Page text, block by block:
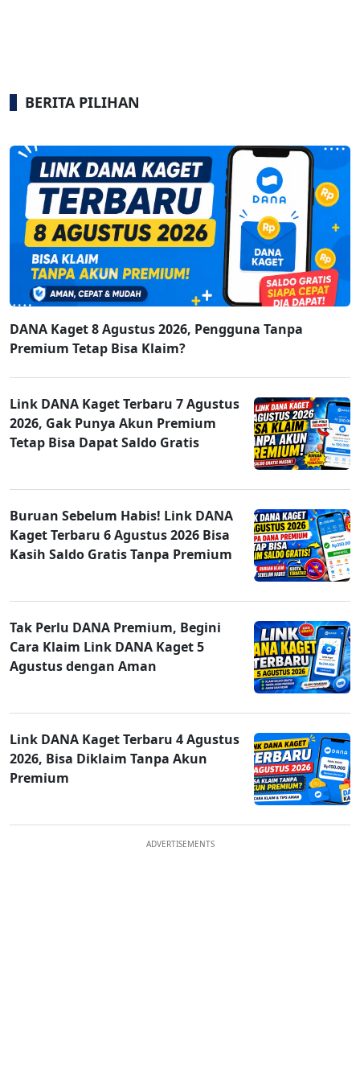
BERITA PILIHAN
DANA Kaget 8 Agustus 2026, Pengguna Tanpa
Premium Tetap Bisa Klaim?
Link DANA Kaget Terbaru 7 Agustus
2026, Gak Punya Akun Premium
Tetap Bisa Dapat Saldo Gratis
Buruan Sebelum Habis! Link DANA
Kaget Terbaru 6 Agustus 2026 Bisa
Kasih Saldo Gratis Tanpa Premium
Tak Perlu DANA Premium, Begini
Cara Klaim Link DANA Kaget 5
Agustus dengan Aman
Link DANA Kaget Terbaru 4 Agustus
2026, Bisa Diklaim Tanpa Akun
Premium
ADVERTISEMENTS